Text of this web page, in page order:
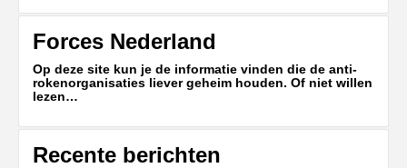
Forces Nederland
Op deze site kun je de informatie vinden die de anti-
rokenorganisaties liever geheim houden. Of niet willen
lezen…
Recente berichten